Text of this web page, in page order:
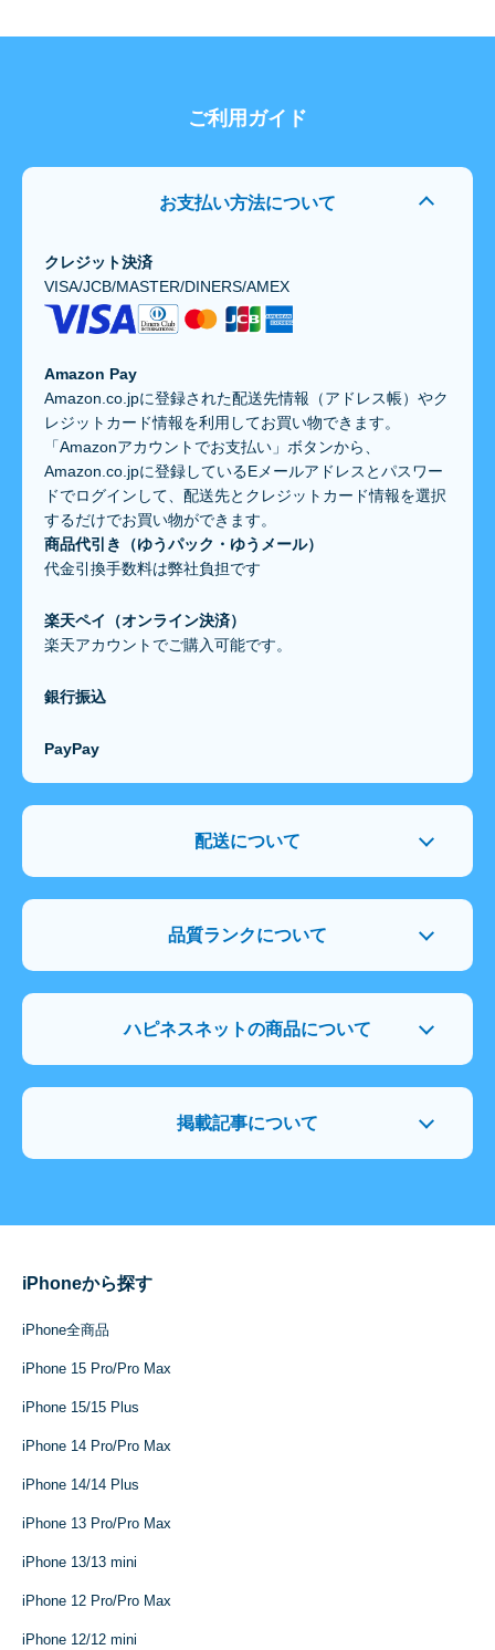
ご利用ガイド
お支払い方法について
クレジット決済
VISA/JCB/MASTER/DINERS/AMEX
Amazon Pay
Amazon.co.jpに登録された配送先情報（アドレス帳）やク
レジットカード情報を利用してお買い物できます。
「Amazonアカウントでお支払い」ボタンから、
Amazon.co.jpに登録しているEメールアドレスとパスワー
ドでログインして、配送先とクレジットカード情報を選択
するだけでお買い物ができます。
商品代引き（ゆうパック・ゆうメール）
代金引換手数料は弊社負担です
楽天ペイ（オンライン決済）
楽天アカウントでご購入可能です。
銀行振込
PayPay
配送について
品質ランクについて
ハピネスネットの商品について
掲載記事について
iPhoneから探す
iPhone全商品
iPhone 15 Pro/Pro Max
iPhone 15/15 Plus
iPhone 14 Pro/Pro Max
iPhone 14/14 Plus
iPhone 13 Pro/Pro Max
iPhone 13/13 mini
iPhone 12 Pro/Pro Max
iPhone 12/12 mini